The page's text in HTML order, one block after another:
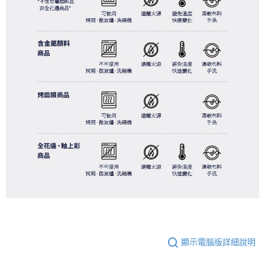
顯示電腦版詳細說明